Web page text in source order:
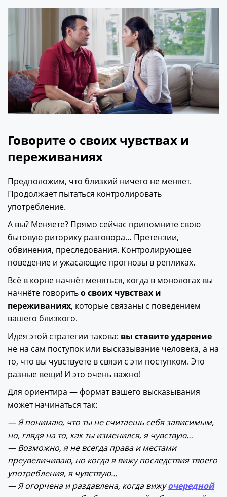
Говорите о своих чувствах и
переживаниях
Предположим, что близкий ничего не меняет.
Продолжает пытаться контролировать
употребление.
А вы? Меняете? Прямо сейчас припомните свою
бытовую риторику разговора… Претензии,
обвинения, преследования. Контролирующее
поведение и ужасающие прогнозы в репликах.
Всё в корне начнёт меняться, когда в монологах вы
начнёте говоритьо своих чувствах и
переживаниях, которые связаны с поведением
вашего близкого.
Идея этой стратегии такова: вы ставите ударение
не на сам поступок или высказывание человека, а на
то, что вы чувствуете в связи с эти поступком. Это
разные вещи! И это очень важно!
Для ориентира — формат вашего высказывания
может начинаться так:
— Я понимаю, что ты не считаешь себя зависимым,
но, глядя на то, как ты изменился, я чувствую…
— Возможно, я не всегда права и местами
преувеличиваю, но когда я вижу последствия твоего
употребления, я чувствую…
— Я огорчена и раздавлена, когда вижуочередной